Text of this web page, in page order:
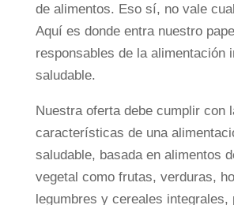
de alimentos. Eso sí, no vale
Aquí es donde entra nuestro
responsables de la alimentación
saludable.
Nuestra oferta debe cumplir con
características de una
saludable, basada en alimentos
vegetal como frutas, verduras,
legumbres y cereales integrales,